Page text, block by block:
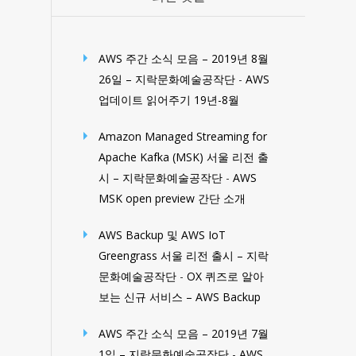
AWS 주간 소식 모음 – 2019년 8월
26일 – 지락문화예술공작단 - AWS
업데이트 읽어주기 19년-8월
Amazon Managed Streaming for
Apache Kafka (MSK) 서울 리전 출
시 – 지락문화예술공작단 - AWS
MSK open preview 간단 소개
AWS Backup 및 AWS IoT
Greengrass 서울 리전 출시 – 지락
문화예술공작단 - OX 퀴즈로 알아
보는 신규 서비스 – AWS Backup
AWS 주간 소식 모음 – 2019년 7월